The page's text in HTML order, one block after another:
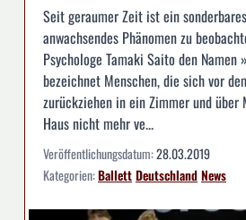
Seit geraumer Zeit ist ein
anwachsendes Phänomen zu
Psychologe Tamaki Saito den Namen
bezeichnet Menschen, die sich vor
zurückziehen in ein Zimmer und über
Haus nicht mehr ve...
Veröffentlichungsdatum:28.03.2019
Kategorien:BallettDeutschlandNews